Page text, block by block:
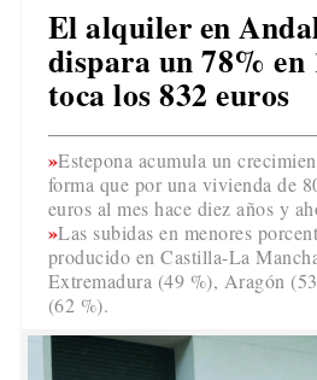
El alquiler en
dispara un 78% en
toca los 832 euros
Estepona acumula un
forma que por una vivienda de
euros al mes hace diez años y
Las subidas en menores
producido en Castilla-La
Extremadura (49 %), Aragón
(62 %).